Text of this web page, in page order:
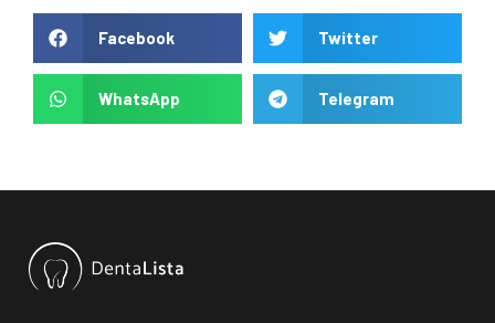
Facebook Twitter
WhatsApp Telegram